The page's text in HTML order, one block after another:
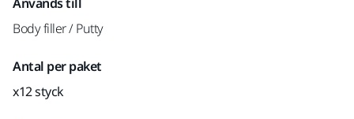
Body filler / Putty
Antal per paket
x12 styck